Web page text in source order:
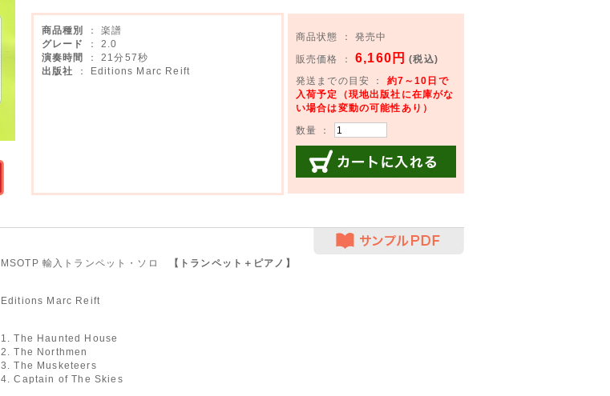
商品種別
： 楽譜
グレード
： 2.0
演奏時間
： 21分57秒
出版社
： Editions Marc Reift
商品状態 ： 発売中
販売価格 ：6,160円 (税込)
発送までの目安 ： 約7～10日で
入荷予定（現地出版社に在庫がな
い場合は変動の可能性あり）
数量 ：
MSOTP 輸入トランペット・ソロ 【トランペット＋ピアノ】
Editions Marc Reift
1. The Haunted House
2. The Northmen
3. The Musketeers
4. Captain of The Skies